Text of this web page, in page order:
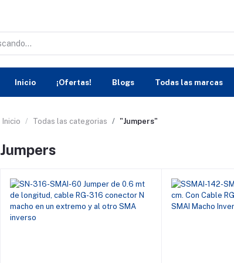
Inicio ¡Ofertas! Blogs Todas las marcas
Inicio Todas las categorias "Jumpers"
Jumpers